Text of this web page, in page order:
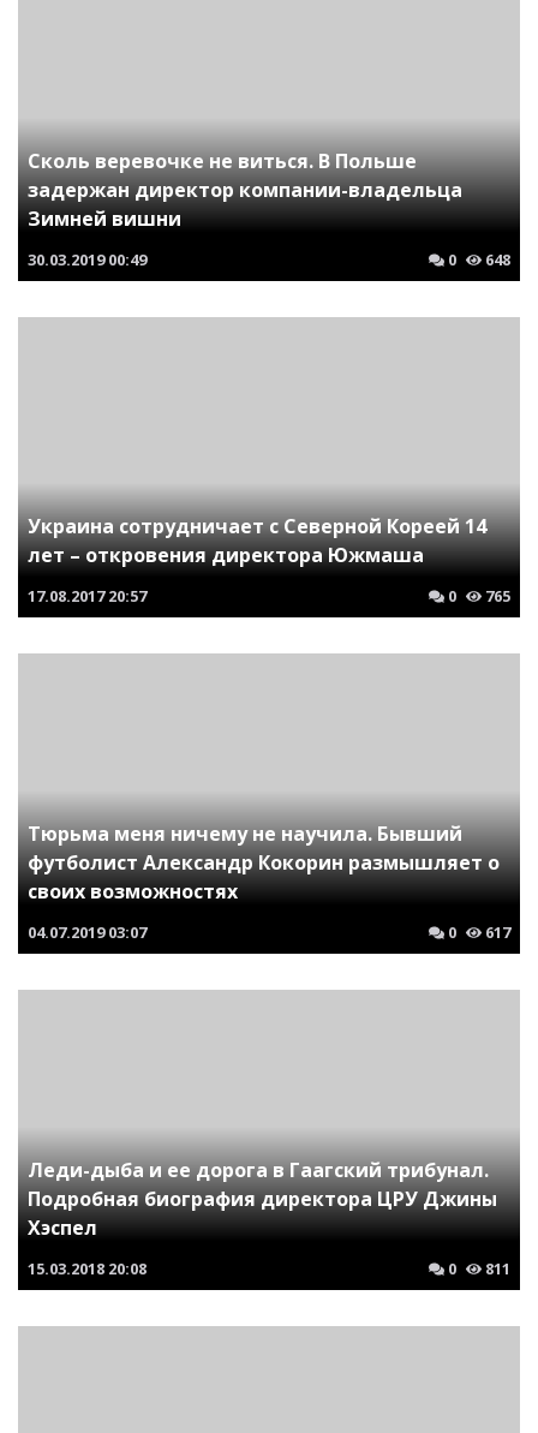
Сколь веревочке не виться. В Польше
задержан директор компании-владельца
Зимней вишни
30.03.2019 00:49 0 648
Украина сотрудничает с Северной Кореей 14
лет – откровения директора Южмаша
17.08.2017 20:57 0 765
Тюрьма меня ничему не научила. Бывший
футболист Александр Кокорин размышляет о
своих возможностях
04.07.2019 03:07 0 617
Леди-дыба и ее дорога в Гаагский трибунал.
Подробная биография директора ЦРУ Джины
Хэспел
15.03.2018 20:08 0 811